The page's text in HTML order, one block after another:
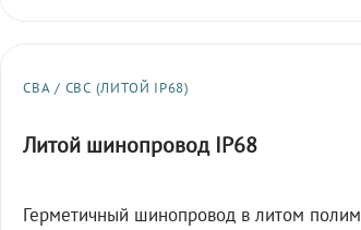
СВА / СВС (ЛИТОЙ IP68)
Литой шинопровод IP68
Герметичный шинопровод в литом